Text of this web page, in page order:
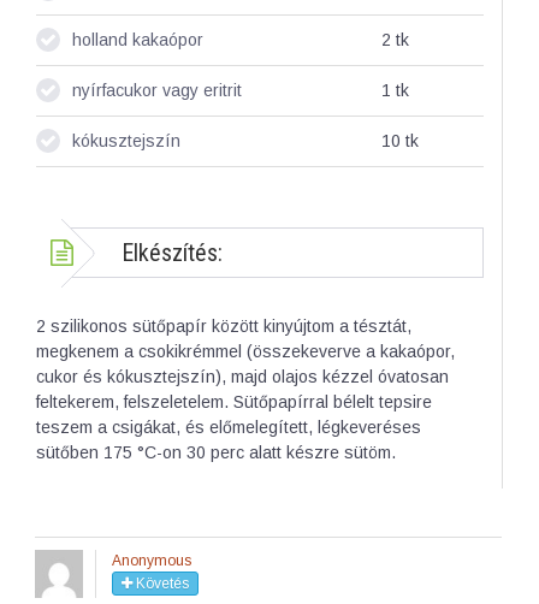
holland kakaópor 2 tk
nyírfacukor vagy eritrit 1 tk
kókusztejszín 10 tk
Elkészítés:
2 szilikonos sütőpapír között kinyújtom a tésztát,
megkenem a csokikrémmel (összekeverve a kakaópor,
cukor és kókusztejszín), majd olajos kézzel óvatosan
feltekerem, felszeletelem. Sütőpapírral bélelt tepsire
teszem a csigákat, és előmelegített, légkeveréses
sütőben 175 °C-on 30 perc alatt készre sütöm.
Anonymous
Követés